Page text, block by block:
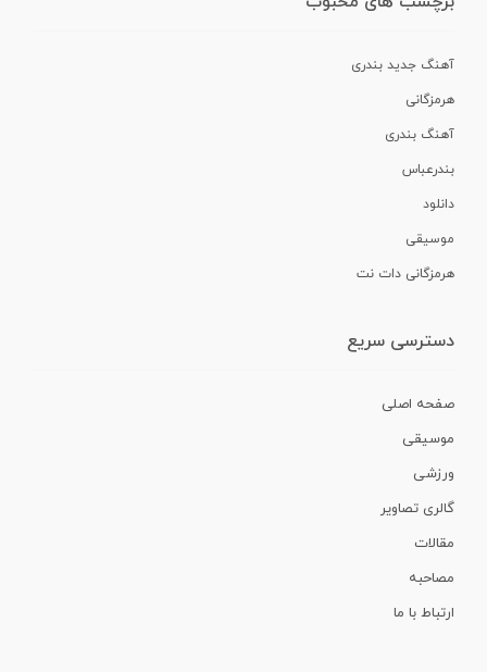
آهنگ جدید بندری
هرمزگانی
آهنگ بندری
بندرعباس
دانلود
موسیقی
هرمزگانی دات نت
دسترسی سریع
صفحه اصلی
موسیقی
ورزشی
گالری تصاویر
مقالات
مصاحبه
ارتباط با ما